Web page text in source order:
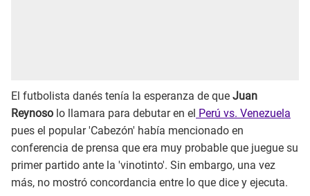
El futbolista danés tenía la esperanza de que Juan
Reynoso lo llamara para debutar en el Perú vs. Venezuela
pues el popular 'Cabezón' había mencionado en
conferencia de prensa que era muy probable que juegue su
primer partido ante la 'vinotinto'. Sin embargo, una vez
más, no mostró concordancia entre lo que dice y ejecuta.